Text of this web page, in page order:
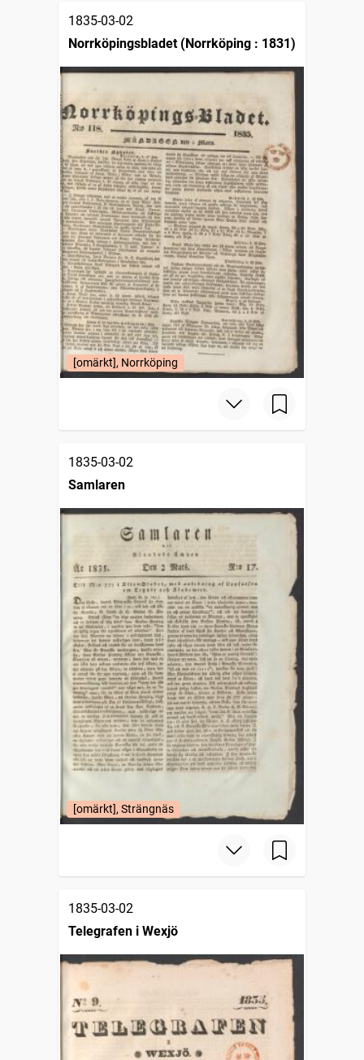
1835-03-02
Norrköpingsbladet (Norrköping : 1831)
[omärkt], Norrköping
1835-03-02
Samlaren
[omärkt], Strängnäs
1835-03-02
Telegrafen i Wexjö